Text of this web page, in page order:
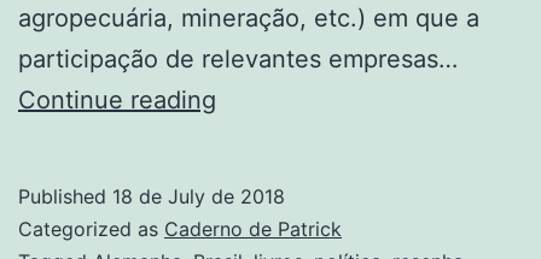
agropecuária, mineração, etc.) em que a
participação de relevantes empresas…
Continue reading
Brasil.
Published 18 de July de 2018
Categorized as Caderno de Patrick